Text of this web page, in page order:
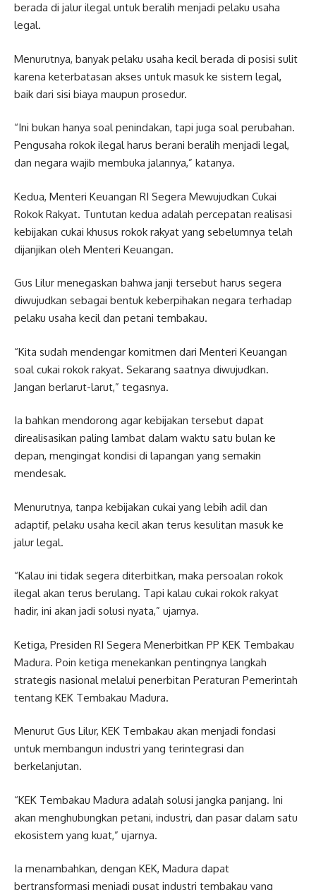
berada di jalur ilegal untuk beralih menjadi pelaku usaha
legal.
Menurutnya, banyak pelaku usaha kecil berada di posisi sulit
karena keterbatasan akses untuk masuk ke sistem legal,
baik dari sisi biaya maupun prosedur.
“Ini bukan hanya soal penindakan, tapi juga soal perubahan.
Pengusaha rokok ilegal harus berani beralih menjadi legal,
dan negara wajib membuka jalannya,” katanya.
Kedua, Menteri Keuangan RI Segera Mewujudkan Cukai
Rokok Rakyat. Tuntutan kedua adalah percepatan realisasi
kebijakan cukai khusus rokok rakyat yang sebelumnya telah
dijanjikan oleh Menteri Keuangan.
Gus Lilur menegaskan bahwa janji tersebut harus segera
diwujudkan sebagai bentuk keberpihakan negara terhadap
pelaku usaha kecil dan petani tembakau.
“Kita sudah mendengar komitmen dari Menteri Keuangan
soal cukai rokok rakyat. Sekarang saatnya diwujudkan.
Jangan berlarut-larut,” tegasnya.
Ia bahkan mendorong agar kebijakan tersebut dapat
direalisasikan paling lambat dalam waktu satu bulan ke
depan, mengingat kondisi di lapangan yang semakin
mendesak.
Menurutnya, tanpa kebijakan cukai yang lebih adil dan
adaptif, pelaku usaha kecil akan terus kesulitan masuk ke
jalur legal.
“Kalau ini tidak segera diterbitkan, maka persoalan rokok
ilegal akan terus berulang. Tapi kalau cukai rokok rakyat
hadir, ini akan jadi solusi nyata,” ujarnya.
Ketiga, Presiden RI Segera Menerbitkan PP KEK Tembakau
Madura. Poin ketiga menekankan pentingnya langkah
strategis nasional melalui penerbitan Peraturan Pemerintah
tentang KEK Tembakau Madura.
Menurut Gus Lilur, KEK Tembakau akan menjadi fondasi
untuk membangun industri yang terintegrasi dan
berkelanjutan.
“KEK Tembakau Madura adalah solusi jangka panjang. Ini
akan menghubungkan petani, industri, dan pasar dalam satu
ekosistem yang kuat,” ujarnya.
Ia menambahkan, dengan KEK, Madura dapat
bertransformasi menjadi pusat industri tembakau yang